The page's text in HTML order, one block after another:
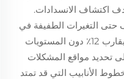
اكتشاف الانسدادات.
حتى التغيرات الطفيفة في
معدل التدفق، حيث تنخفض إلى حد يقارب 12٪ دون المستويات
تحديد مواقع المشكلات
الأنابيب التي قد تمتد